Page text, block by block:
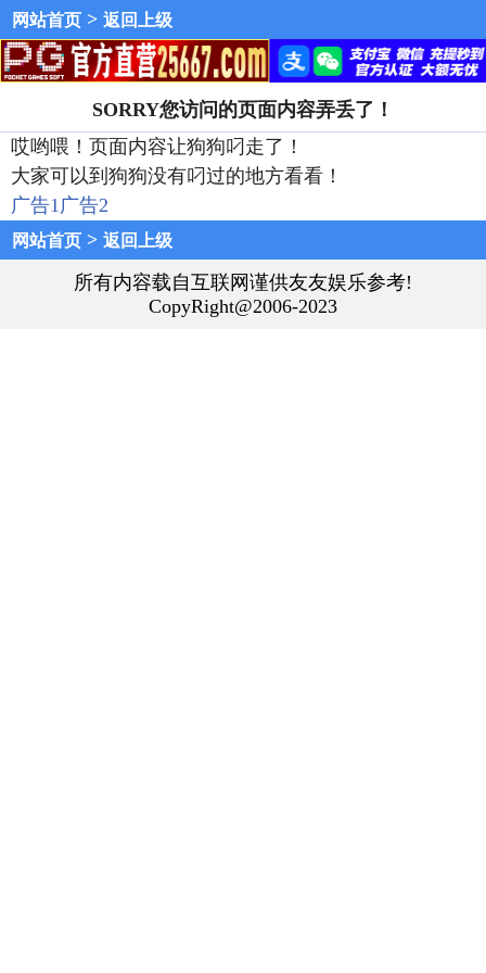
网站首页 > 返回上级
SORRY您访问的页面内容弄丢了！
哎哟喂！页面内容让狗狗叼走了！
大家可以到狗狗没有叼过的地方看看！
广告1广告2
网站首页 > 返回上级
所有内容载自互联网谨供友友娱乐参考!
CopyRight@2006-2023